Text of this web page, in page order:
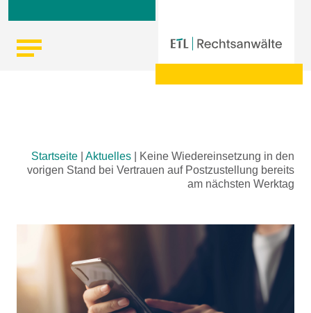
content
Startseite Aktuelles
Keine Wiedereinsetzung in den
vorigen Stand bei Vertrauen auf Postzustellung bereits
am nächsten Werktag